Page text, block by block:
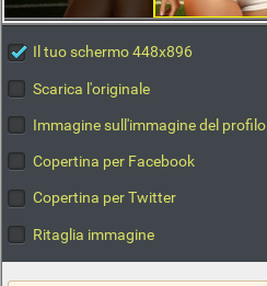
Il tuo schermo 448x896
Scarica l'originale
Immagine sull'immagine del profilo
Copertina per Facebook
Copertina per Twitter
Ritaglia immagine